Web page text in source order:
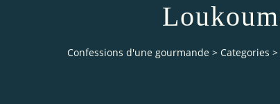
Confessions d'une gourmande > Categories >